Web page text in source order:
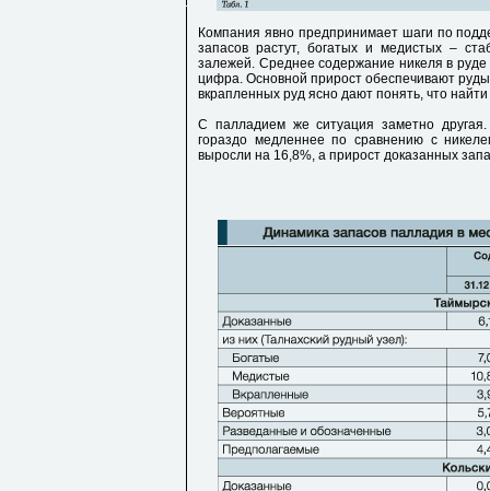
Компания явно предпринимает шаги по
запасов растут, богатых и медистых –
залежей. Среднее содержание никеля в
цифра. Основной прирост обеспечивают
вкрапленных руд ясно дают понять, что
С палладием же ситуация заметно
гораздо медленнее по сравнению с
выросли на 16,8%, а прирост доказанных